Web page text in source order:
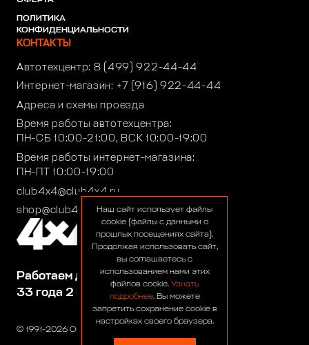
© 1991-2026 ООО «Сервис 4х4»
Работаем для вас:
33 года 2 месяца 23 дня
ПОЛИТИКА
КОНФИДЕНЦИАЛЬНОСТИ
КОНТАКТЫ
Автотехцентр: 8 (499) 922-44-44
Интернет-магазин: +7 (916) 922-44-44
Адреса и схемы проезда
Время работы автотехцентра:
ПН-СБ 10:00-21:00, ВСК 10:00-19:00
Время работы интернет-магазина:
ПН-ПТ 10:00-19:00
club4x4@club4x4.ru
shop@club4x4.ruНаш сайт использует файлы
cookie (файлы с данными о
прошлых посещениях сайта).
Продолжая использовать сайт,
вы соглашаетесь с
использованием нами этих
файлов cookie. Узнать
подробнее. Вы можете
запретить сохранение cookie в
настройках своего браузера.